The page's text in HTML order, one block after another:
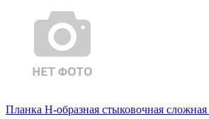
Планка Н-образная стыковочная